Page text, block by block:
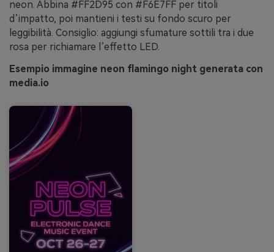
neon. Abbina #FF2D95 con #F6E7FF per titoli
d’impatto, poi mantieni i testi su fondo scuro per
leggibilità. Consiglio: aggiungi sfumature sottili tra i due
rosa per richiamare l’effetto LED.
Esempio immagine neon flamingo night generata con
media.io